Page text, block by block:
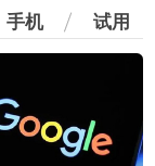
手机 试用